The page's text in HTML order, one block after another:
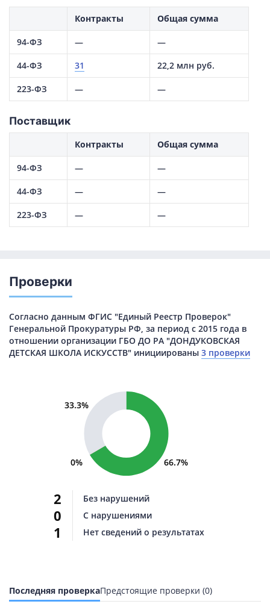
Контракты Общая сумма
94-ФЗ — —
44-ФЗ 31 22,2 млн руб.
223-ФЗ — —
Поставщик
Контракты Общая сумма
94-ФЗ — —
44-ФЗ — —
223-ФЗ — —
Проверки
Согласно данным ФГИС "Единый Реестр Проверок"
Генеральной Прокуратуры РФ, за период с 2015 года в
отношении организации ГБО ДО РА "ДОНДУКОВСКАЯ
ДЕТСКАЯ ШКОЛА ИСКУССТВ" инициированы 3 проверки
66.7%
0%
33.3%
2
0
1
Без нарушений
С нарушениями
Нет сведений о результатах
Последняя проверкаПредстоящие проверки (0)